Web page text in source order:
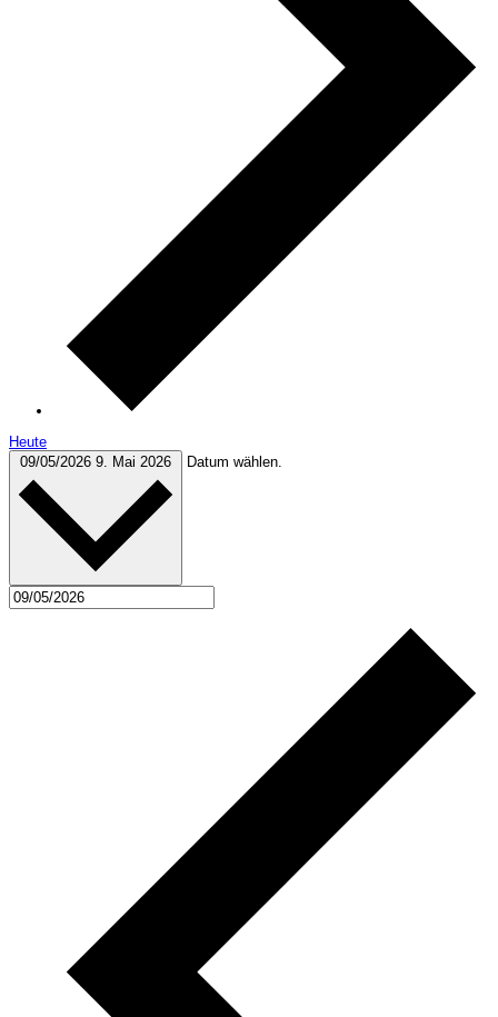
Heute
09/05/2026 9. Mai 2026 Datum wählen.